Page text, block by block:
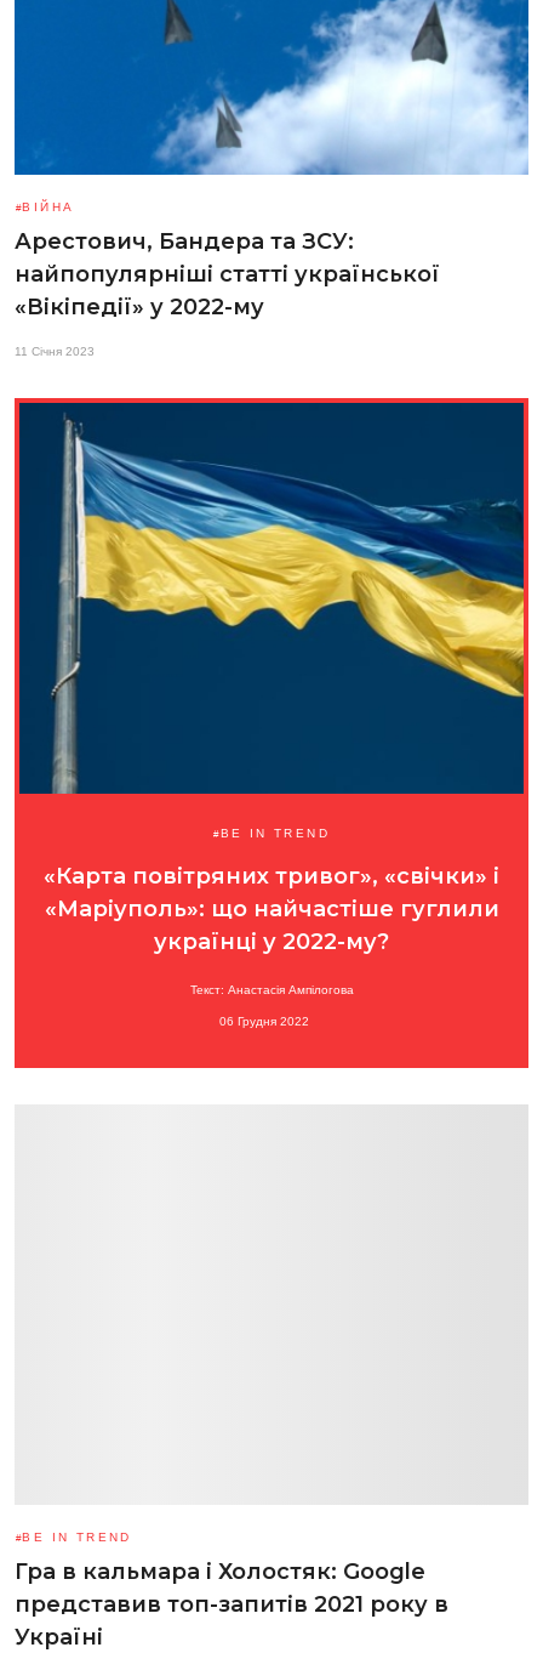
ВІЙНА
Арестович, Бандера та ЗСУ:
найпопулярніші статті української
«Вікіпедії» у 2022-му
11 Січня 2023
BE IN TREND
«Карта повітряних тривог», «свічки» і
«Маріуполь»: що найчастіше гуглили
українці у 2022-му?
Текст: Анастасія Ампілогова
06 Грудня 2022
BE IN TREND
Гра в кальмара і Холостяк: Google
представив топ-запитів 2021 року в
Україні